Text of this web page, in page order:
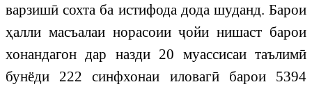
варзишӣ сохта ба истифода дода шуданд. Барои
ҳалли масъалаи норасоии ҷойи нишаст барои
хонандагон дар назди 20 муассисаи таълимӣ
бунёди 222 синфхонаи иловагӣ барои 5394